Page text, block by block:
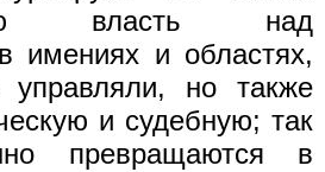
власть над
имениях и областях,
управляли, но также
и судебную; так
превращаются в